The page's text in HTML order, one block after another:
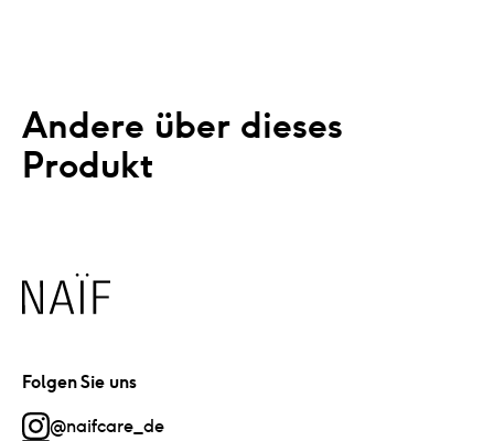
Andere über dieses
Produkt
Naïf
Folgen Sie uns
@naifcare_de